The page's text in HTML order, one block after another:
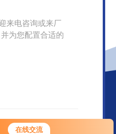
在线交流
来电咨询或来厂
为您配置合适的